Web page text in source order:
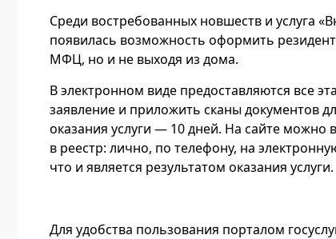
Среди востребованных новшеств и услуга
появилась возможность оформить
МФЦ, но и не выходя из дома.
В электронном виде предоставляются все
заявление и приложить сканы документов
оказания услуги — 10 дней. На сайте
в реестр: лично, по телефону, на
что и является результатом оказания услуги.
Для удобства пользования порталом